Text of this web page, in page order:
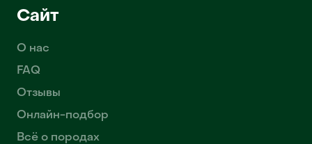
Сайт
О нас
FAQ
Отзывы
Онлайн-подбор
Всё о породах